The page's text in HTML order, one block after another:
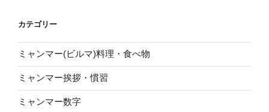
カテゴリー
ミャンマー(ビルマ)料理・食べ物
ミャンマー挨拶・慣習
ミャンマー数字